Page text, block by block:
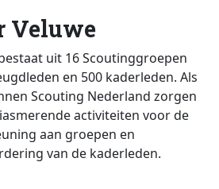
Veluwe
uit 16 Scoutinggroepen
en 500 kaderleden. Als
Scouting Nederland zorgen
activiteiten voor de
aan groepen en
van de kaderleden.